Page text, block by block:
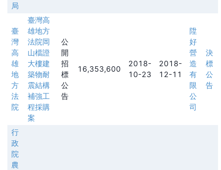
局
臺
灣
高
雄
地
方
法
院
臺灣高
雄地方
法院岡
山檔證
大樓建
築物耐
震結構
補強工
程採購
案
公
開
招
標
公
告
16,353,600
2018-
10-23
2018-
12-11
陞
好
營
造
有
限
公
司
決
標
公
告
行
政
院
農